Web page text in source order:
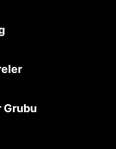
Grubu